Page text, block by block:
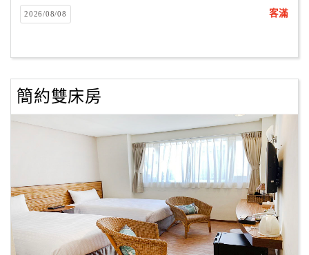
2026/08/08 客滿
簡約雙床房